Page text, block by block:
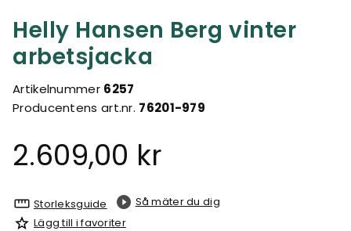
Helly Hansen Berg vinter
arbetsjacka
Artikelnummer 6257
Producentens art.nr. 76201-979
2.609,00 kr
Storleksguide
Så mäter du dig
Lägg till i favoriter